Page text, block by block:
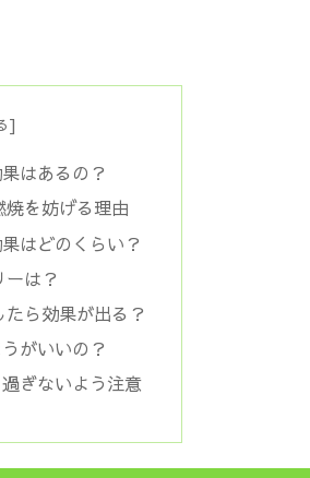
はあるの？
を妨げる理由
はどのくらい？
は？
ら効果が出る？
がいいの？
ぎないよう注意